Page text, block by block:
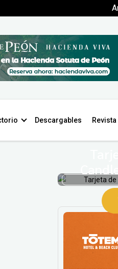
Descargables Revista